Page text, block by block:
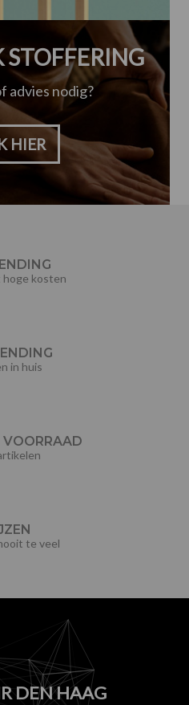
advies nodig?
HIER
hoge kosten
in huis
VOORRAAD
te veel
DEN HAAG